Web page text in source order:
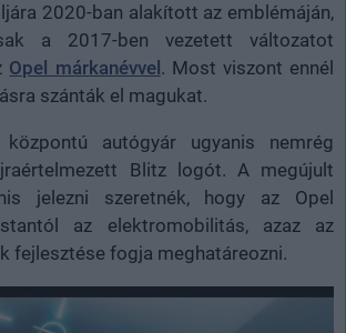
2020-ban alakított az emblémáján,
a 2017-ben vezetett változatot
Opel márkanévvel . Most viszont ennél
szánták el magukat.
autógyár ugyanis nemrég
Blitz logót. A megújult
jelezni szeretnék, hogy az Opel
az elektromobilitás, azaz az
fejlesztése fogja meghatáreozni.